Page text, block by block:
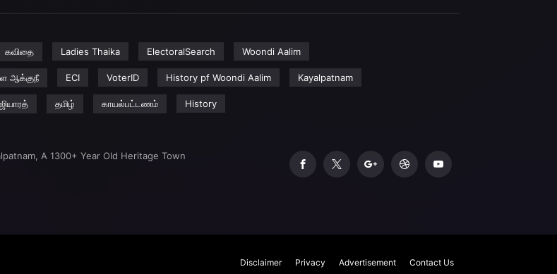
கவிதை Ladies Thaika ElectoralSearch Woondi Aalim
ஆக்குநீ ECI VoterID History pf Woondi Aalim Kayalpatnam
ஜியாரத் தமிழ் காயல்பட்டணம் History
A 1300+ Year Old Heritage Town
Disclaimer Privacy Advertisement Contact Us